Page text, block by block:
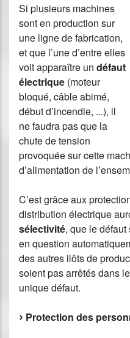
Si plusieurs machines
sont en production sur
une ligne de fabrication,
et que l’une d’entre elles
voit apparaître un défaut
électrique (moteur
bloqué, câble abimé,
début d’incendie, ...), il
ne faudra pas que la
chute de tension
provoquée sur cette
d’alimentation de
C’est grâce aux
distribution électrique
sélectivité, que le
en question
des autres ilôts de
soient pas arrêtés dans
unique défaut.
Protection des